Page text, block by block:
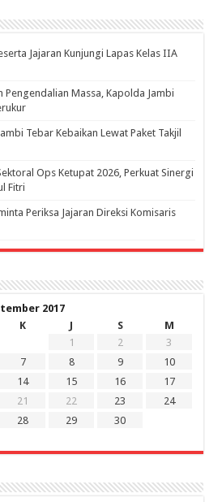
Jajaran Kunjungi Lapas Kelas IIA
Massa, Kapolda Jambi
Tebar Kebaikan Lewat Paket Takjil
Ops Ketupat 2026, Perkuat Sinergi
Fitri
Periksa Jajaran Direksi Komisaris
2017
K J S
M
1
2
3
7 8 9
10
14 15 16
17
21 22 23
24
28 29
30